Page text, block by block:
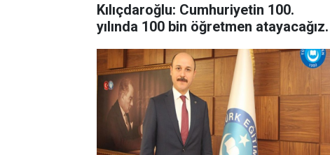
Kılıçdaroğlu: Cumhuriyetin 100.
yılında 100 bin öğretmen atayacağız.